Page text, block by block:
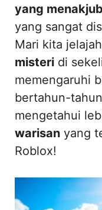
yang
yang sangat
Mari kita
misteri di
memengaruhi
bertahun-
mengetahui
warisan yang
Roblox!